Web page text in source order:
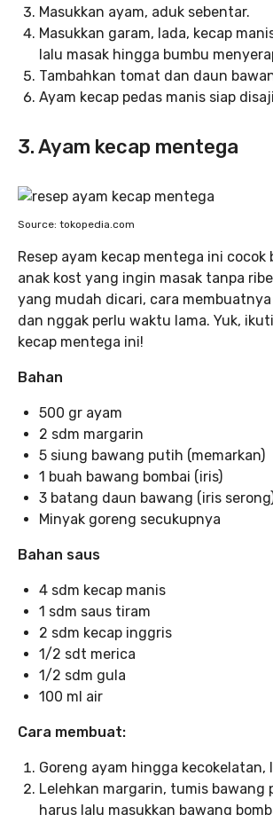
Masukkan ayam, aduk sebentar.
Masukkan garam, lada, kecap
lalu masak hingga bumbu
Tambahkan tomat dan daun
Ayam kecap pedas manis siap
3. Ayam kecap mentega
Source: tokopedia.com
Resep ayam kecap mentega ini
anak kost yang ingin masak tanpa
yang mudah dicari, cara
dan nggak perlu waktu lama. Yuk,
kecap mentega ini!
Bahan
500 gr ayam
2 sdm margarin
5 siung bawang putih (memarkan)
1 buah bawang bombai (iris)
3 batang daun bawang (iris
Minyak goreng secukupnya
Bahan saus
4 sdm kecap manis
1 sdm saus tiram
2 sdm kecap inggris
1/2 sdt merica
1/2 sdm gula
100 ml air
Cara membuat:
Goreng ayam hingga kecokelatan,
Lelehkan margarin, tumis bawang
harus lalu masukkan bawang